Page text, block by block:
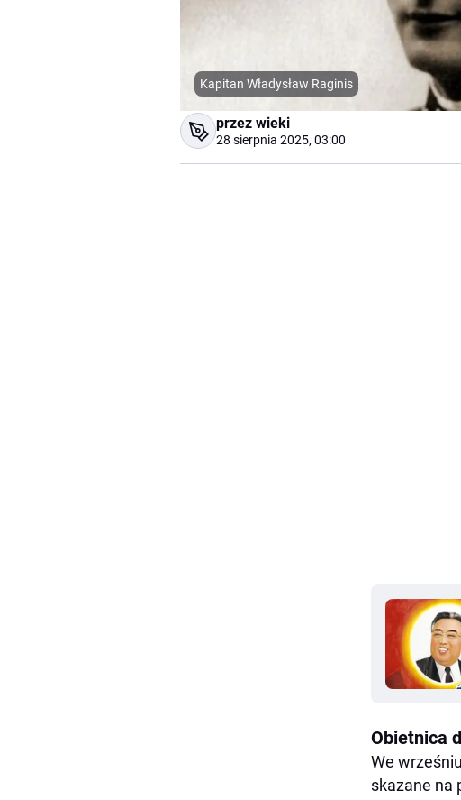
Kapitan Władysław Raginis
przez wieki
28 sierpnia 2025, 03:00
Obietnica
We
skazane na